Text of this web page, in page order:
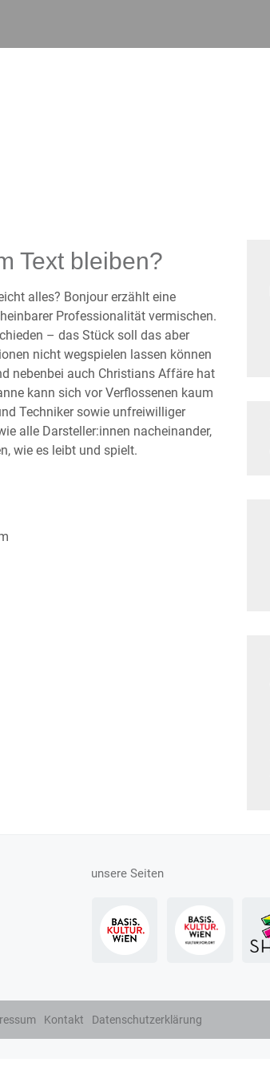
Text bleiben?
alles? Bonjour erzählt eine
Professionalität vermischen.
– das Stück soll das aber
nicht wegspielen lassen können
nebenbei auch Christians Affäre hat
kann sich vor Verflossenen kaum
Techniker sowie unfreiwilliger
alle Darsteller:innen nacheinander,
wie es leibt und spielt.
unsere Seiten
Kontakt Datenschutzerklärung